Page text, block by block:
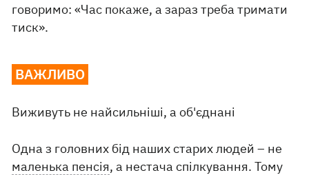
говоримо: «Час покаже, а зараз треба тримати
тиск».
ВАЖЛИВО
Виживуть не найсильніші, а об'єднані
Одна з головних бід наших старих людей – не
маленька пенсія, а нестача спілкування. Тому